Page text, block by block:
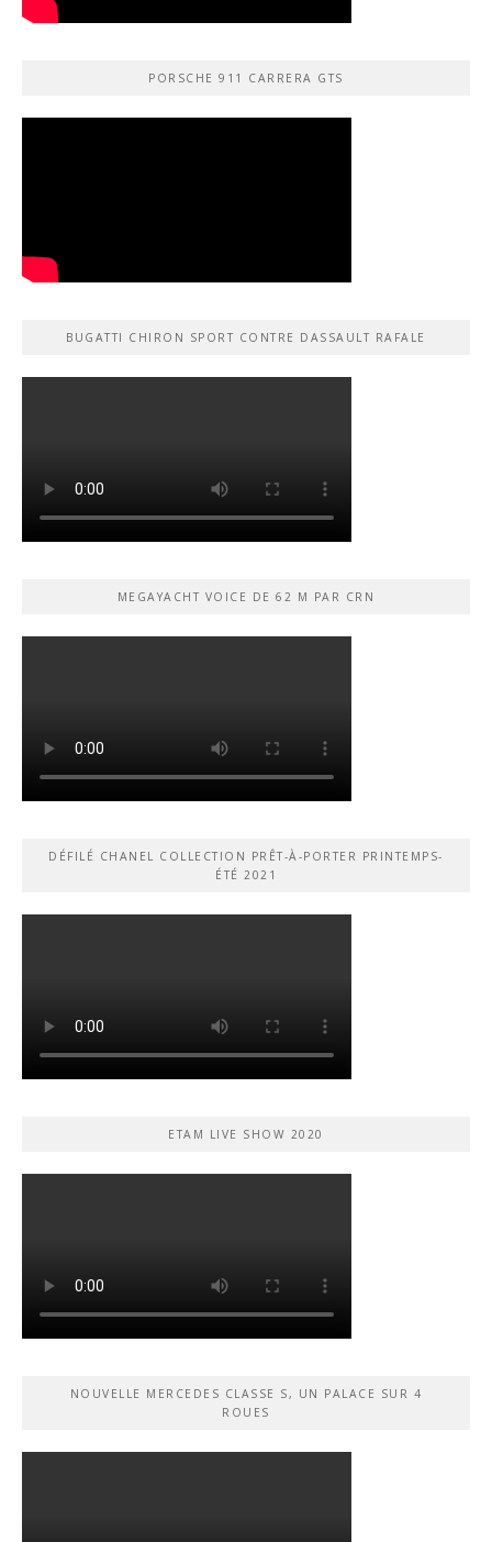
PORSCHE 911 CARRERA GTS
BUGATTI CHIRON SPORT CONTRE DASSAULT RAFALE
MEGAYACHT VOICE DE 62 M PAR CRN
DÉFILÉ CHANEL COLLECTION PRÊT-À-PORTER PRINTEMPS-
ÉTÉ 2021
ETAM LIVE SHOW 2020
NOUVELLE MERCEDES CLASSE S, UN PALACE SUR 4
ROUES